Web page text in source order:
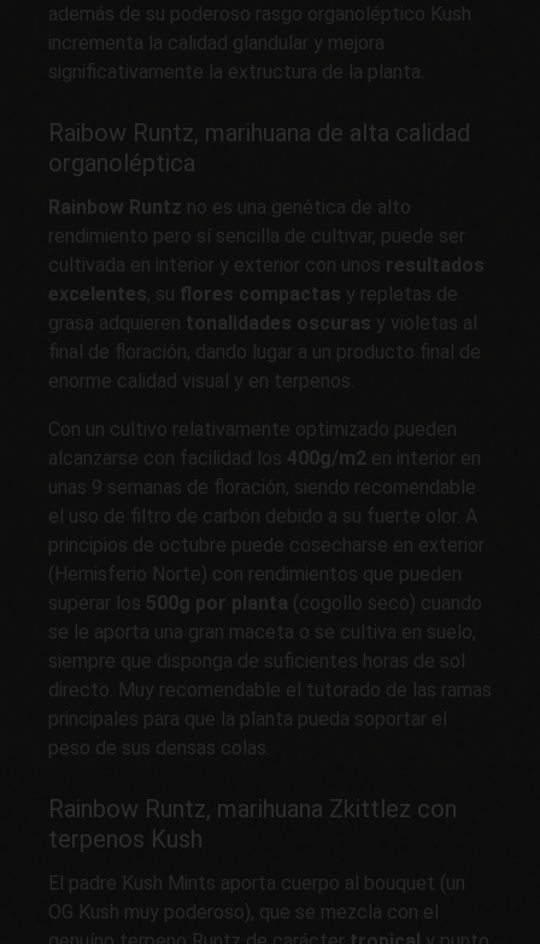
además de su poderoso rasgo organoléptico Kush
incrementa la calidad glandular y mejora
significativamente la extructura de la planta.
Raibow Runtz, marihuana de alta calidad
organoléptica
Rainbow Runtz no es una genética de alto
rendimiento pero sí sencilla de cultivar, puede ser
cultivada en interior y exterior con unos resultados
excelentes, su flores compactas y repletas de
grasa adquieren tonalidades oscuras y violetas al
final de floración, dando lugar a un producto final de
enorme calidad visual y en terpenos.
Con un cultivo relativamente optimizado pueden
alcanzarse con facilidad los 400g/m2 en interior en
unas 9 semanas de floración, siendo recomendable
el uso de filtro de carbón debido a su fuerte olor. A
principios de octubre puede cosecharse en exterior
(Hemisferio Norte) con rendimientos que pueden
superar los 500g por planta (cogollo seco) cuando
se le aporta una gran maceta o se cultiva en suelo,
siempre que disponga de suficientes horas de sol
directo. Muy recomendable el tutorado de las ramas
principales para que la planta pueda soportar el
peso de sus densas colas.
Rainbow Runtz, marihuana Zkittlez con
terpenos Kush
El padre Kush Mints aporta cuerpo al bouquet (un
OG Kush muy poderoso), que se mezcla con el